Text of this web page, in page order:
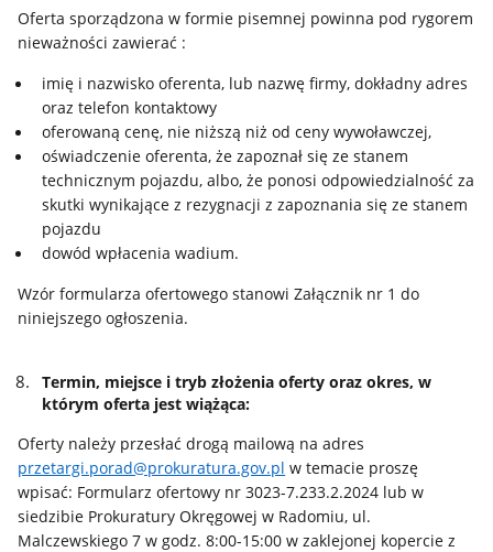
Oferta sporządzona w formie pisemnej powinna pod rygorem
nieważności zawierać :
imię i nazwisko oferenta, lub nazwę firmy, dokładny adres
oraz telefon kontaktowy
oferowaną cenę, nie niższą niż od ceny wywoławczej,
oświadczenie oferenta, że zapoznał się ze stanem
technicznym pojazdu, albo, że ponosi odpowiedzialność za
skutki wynikające z rezygnacji z zapoznania się ze stanem
pojazdu
dowód wpłacenia wadium.
Wzór formularza ofertowego stanowi Załącznik nr 1 do
niniejszego ogłoszenia.
Termin, miejsce i tryb złożenia oferty oraz okres, w
którym oferta jest wiążąca:
Oferty należy przesłać drogą mailową na adres
przetargi.porad@prokuratura.gov.pl w temacie proszę
wpisać: Formularz ofertowy nr 3023-7.233.2.2024 lub w
siedzibie Prokuratury Okręgowej w Radomiu, ul.
Malczewskiego 7 w godz. 8:00-15:00 w zaklejonej kopercie z